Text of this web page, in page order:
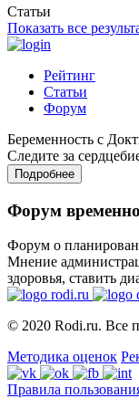
Статьи
Показать все
Рейтинг
Статьи
Форум
Беременность с
Следите за
Подробнее
Форум
Форум о
Мнение
здоровья, ставить
© 2020 Rodi.ru. Все
Методика оценок
Правила